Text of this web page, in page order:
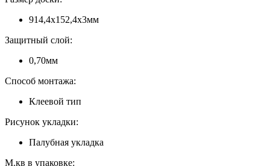
914,4х152,4х3мм
Защитный слой:
0,70мм
Способ монтажа:
Клеевой тип
Рисунок укладки:
Палубная укладка
М.кв в упаковке: